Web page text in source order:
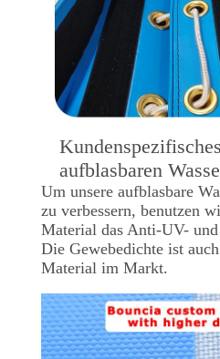
VERBINDUNG
FORDERN
SIE
EIN
ZITAT
SITEMAP
aufblasbaren
Um unsere aufblasbare
zu verbessern, benutzen
Material das Anti-UV-
Die Gewebedichte ist
Material im Markt.